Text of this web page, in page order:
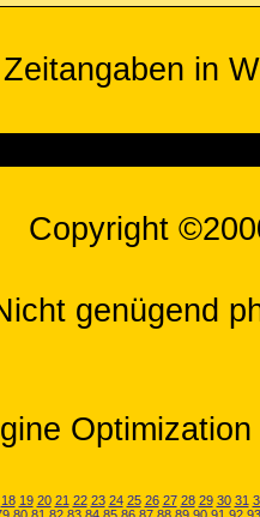
in
Copyright
genügend
18 19 20 21 22 23 24 25 26 27 28 29 30 31